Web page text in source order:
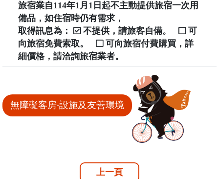
旅宿業自114年1月1日起不主動提供旅宿一次用
備品，如住宿時仍有需求，
取得訊息為：
不提供，請旅客自備。
可
向旅宿免費索取。
可向旅宿付費購買，詳
細價格，請洽詢旅宿業者。
無障礙客房‧設施及友善環境
上一頁